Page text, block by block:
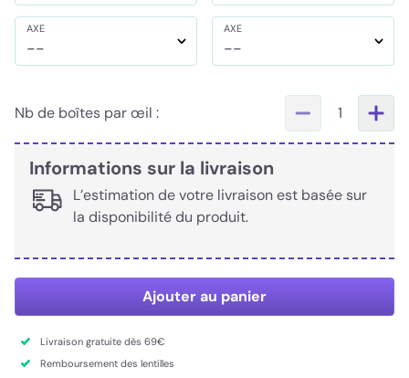
AXE
--
AXE
--
Nb de boîtes par œil : 1
Informations sur la livraison
L’estimation de votre livraison est basée sur
la disponibilité du produit.
Ajouter au panier
Livraison gratuite dès 69€
Remboursement des lentilles